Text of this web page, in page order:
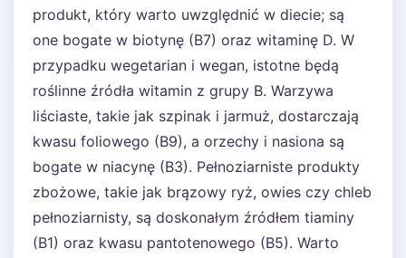
produkt, który warto uwzględnić w diecie; są
one bogate w biotynę (B7) oraz witaminę D. W
przypadku wegetarian i wegan, istotne będą
roślinne źródła witamin z grupy B. Warzywa
liściaste, takie jak szpinak i jarmuż, dostarczają
kwasu foliowego (B9), a orzechy i nasiona są
bogate w niacynę (B3). Pełnoziarniste produkty
zbożowe, takie jak brązowy ryż, owies czy chleb
pełnoziarnisty, są doskonałym źródłem tiaminy
(B1) oraz kwasu pantotenowego (B5). Warto